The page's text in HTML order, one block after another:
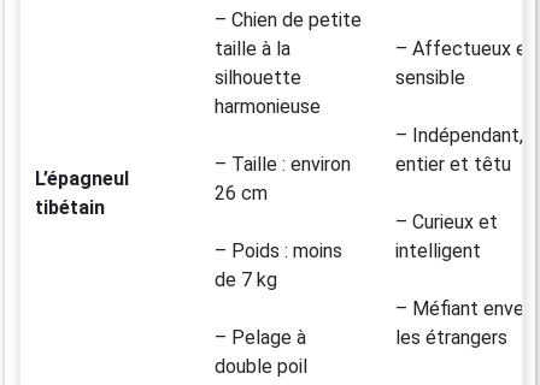
L’épagneul
tibétain
– Chien de petite
taille à la
silhouette
harmonieuse
– Taille : environ
26 cm
– Poids : moins
de 7 kg
– Pelage à
double poil
– Affectueux et
sensible
– Indépendant,
entier et têtu
– Curieux et
intelligent
– Méfiant envers
les étrangers